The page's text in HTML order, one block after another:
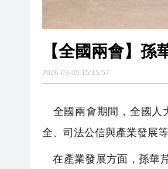
【全國兩會】
2026-03-05 15:15:57
全國兩會期間，全國人
全、司法公信與產業發展
在產業發展方面，孫華